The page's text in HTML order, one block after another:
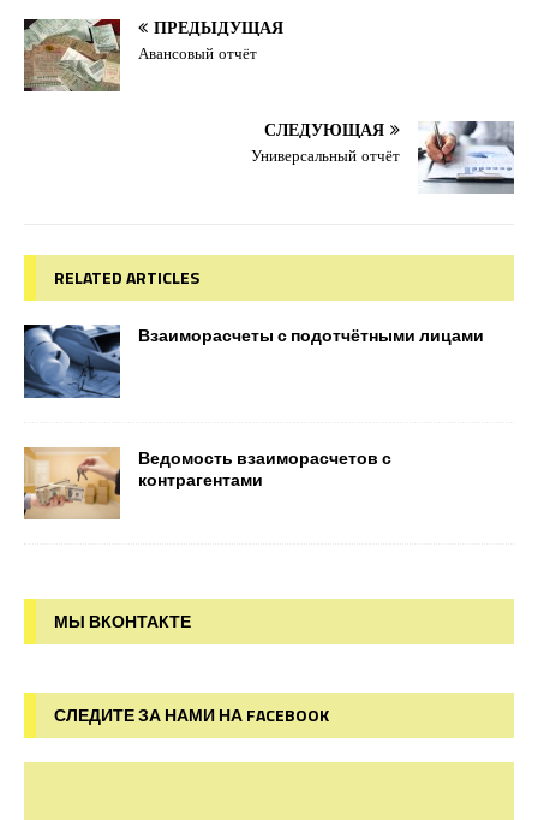
ПРЕДЫДУЩАЯ
Авансовый отчёт
СЛЕДУЮЩАЯ
Универсальный отчёт
RELATED ARTICLES
Взаиморасчеты с подотчётными лицами
Ведомость взаиморасчетов с
контрагентами
МЫ ВКОНТАКТЕ
СЛЕДИТЕ ЗА НАМИ НА FACEBOOK